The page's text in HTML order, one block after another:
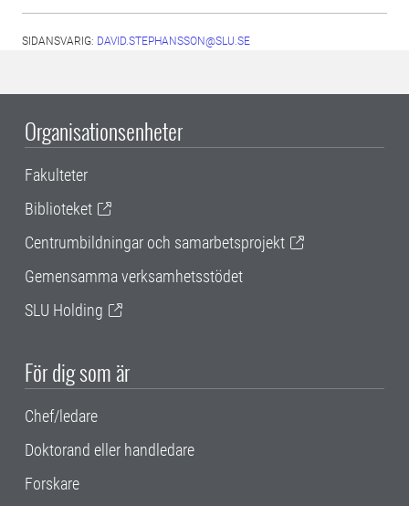
SIDANSVARIG: DAVID.STEPHANSSON@SLU.SE
Organisationsenheter
Fakulteter
Biblioteket
Centrumbildningar och samarbetsprojekt
Gemensamma verksamhetsstödet
SLU Holding
För dig som är
Chef/ledare
Doktorand eller handledare
Forskare